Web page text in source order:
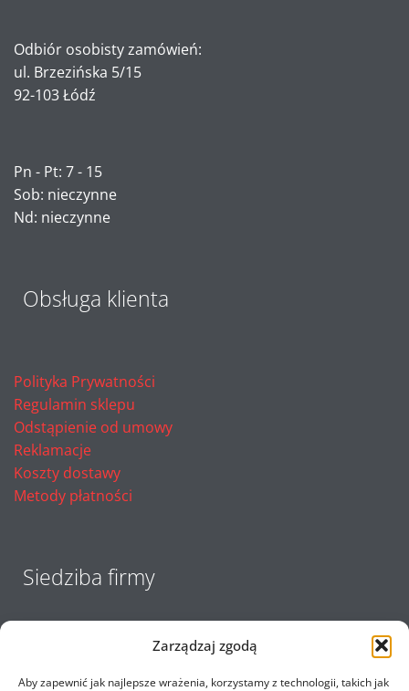
Zarządzaj zgodą
Aby zapewnić jak najlepsze wrażenia, korzystamy z technologii, takich jak
Odbiór osobisty zamówień:
ul. Brzezińska 5/15
92-103 Łódź
Pn - Pt: 7 - 15
Sob: nieczynne
Nd: nieczynne
Obsługa klienta
Polityka Prywatności
Regulamin sklepu
Odstąpienie od umowy
Reklamacje
Koszty dostawy
Metody płatności
Siedziba firmy